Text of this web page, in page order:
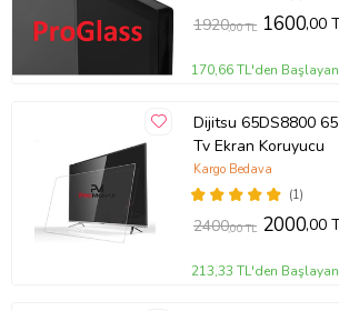
1920,00 TL 1600,00
170,66 TL'den
Dijitsu 65DS8800
Tv Ekran Koruyucu
(1)
Kargo Bedava
2400,00 TL 2000,00
213,33 TL'den